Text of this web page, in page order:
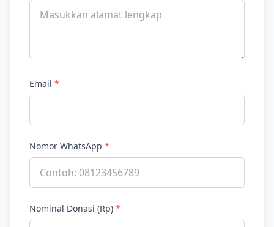
Email *
Nomor WhatsApp *
Nominal Donasi (Rp) *